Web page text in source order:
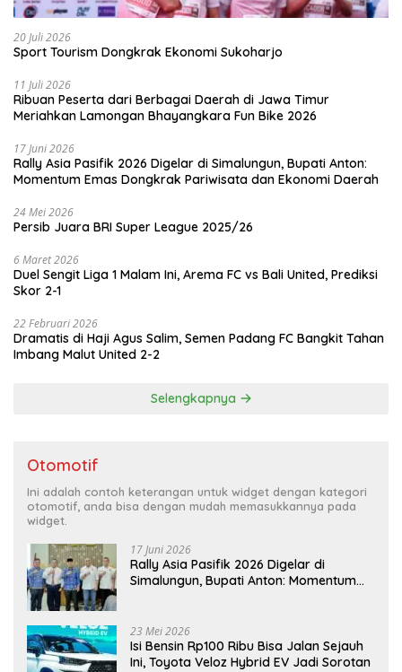
20 Juli 2026
Sport Tourism Dongkrak Ekonomi Sukoharjo
11 Juli 2026
Ribuan Peserta dari Berbagai Daerah di Jawa Timur
Meriahkan Lamongan Bhayangkara Fun Bike 2026
17 Juni 2026
Rally Asia Pasifik 2026 Digelar di Simalungun, Bupati Anton:
Momentum Emas Dongkrak Pariwisata dan Ekonomi Daerah
24 Mei 2026
Persib Juara BRI Super League 2025/26
6 Maret 2026
Duel Sengit Liga 1 Malam Ini, Arema FC vs Bali United, Prediksi
Skor 2-1
22 Februari 2026
Dramatis di Haji Agus Salim, Semen Padang FC Bangkit Tahan
Imbang Malut United 2-2
Selengkapnya
Otomotif
Ini adalah contoh keterangan untuk widget dengan kategori
otomotif, anda bisa dengan mudah memasukkannya pada
widget.
17 Juni 2026
Rally Asia Pasifik 2026 Digelar di
Simalungun, Bupati Anton: Momentum
23 Mei 2026
Isi Bensin Rp100 Ribu Bisa Jalan Sejauh
Ini, Toyota Veloz Hybrid EV Jadi Sorotan